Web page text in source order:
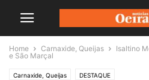
Home Carnaxide, Queijas
Isaltino
e São Marçal
Carnaxide, Queijas DESTAQUE